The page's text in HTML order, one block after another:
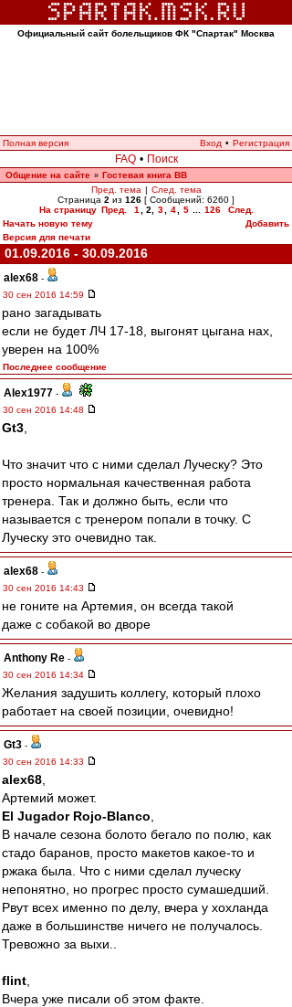
Официальный сайт болельщиков ФК "Спартак" Москва
Полная версия Вход • Регистрация
FAQ • Поиск
Общение на сайте » Гостевая книга ВВ
Пред. тема | След. тема
Страница 2 из 126 [ Сообщений: 6260 ]
На страницу Пред. 1 2 3 4 5 126
След.
Начать новую тему
Добавить
Версия для печати
01.09.2016 - 30.09.2016
alex68 -
30 сен 2016 14:59
рано загадывать
если не будет ЛЧ 17-18, выгонят цыгана нах,
уверен на 100%
Последнее сообщение
Alex1977 -
30 сен 2016 14:48
Gt3
Что значит что с ними сделал Луческу? Это
просто нормальная качественная работа
тренера. Так и должно быть, если что
называется с тренером попали в точку. С
Луческу это очевидно так.
alex68 -
30 сен 2016 14:43
не гоните на Артемия, он всегда такой
даже с собакой во дворе
Anthony Re -
30 сен 2016 14:34
Желания задушить коллегу, который плохо
работает на своей позиции, очевидно!
Gt3 -
30 сен 2016 14:33
alex68
Артемий может.
El Jugador Rojo-Blanco
В начале сезона болото бегало по полю, как
стадо баранов, просто макетов какое-то и
ржака была. Что с ними сделал луческу
непонятно, но прогрес просто сумашедший.
Рвут всех именно по делу, вчера у хохланда
даже в большинстве ничего не получалось.
Тревожно за выхи..
flint
Вчера уже писали об этом факте.